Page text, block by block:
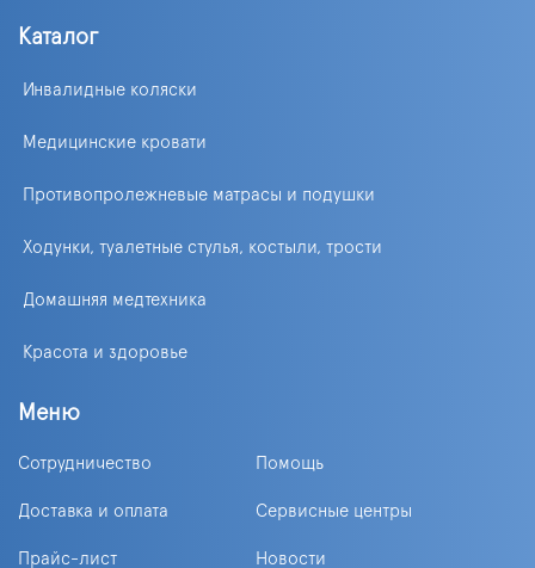
Каталог
Инвалидные коляски
Медицинские кровати
Противопролежневые матрасы и подушки
Ходунки, туалетные стулья, костыли, трости
Домашняя медтехника
Красота и здоровье
Меню
Сотрудничество Помощь
Доставка и оплата Сервисные центры
Прайс-лист Новости